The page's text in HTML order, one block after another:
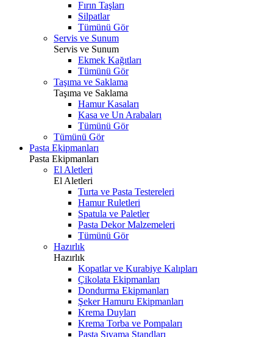
Fırın Taşları
Silpatlar
Tümünü Gör
Servis ve Sunum
Servis ve Sunum
Ekmek Kağıtları
Tümünü Gör
Taşıma ve Saklama
Taşıma ve Saklama
Hamur Kasaları
Kasa ve Un Arabaları
Tümünü Gör
Tümünü Gör
Pasta Ekipmanları
Pasta Ekipmanları
El Aletleri
El Aletleri
Turta ve Pasta Testereleri
Hamur Ruletleri
Spatula ve Paletler
Pasta Dekor Malzemeleri
Tümünü Gör
Hazırlık
Hazırlık
Kopatlar ve Kurabiye Kalıpları
Çikolata Ekipmanları
Dondurma Ekipmanları
Şeker Hamuru Ekipmanları
Krema Duyları
Krema Torba ve Pompaları
Pasta Sıvama Standları